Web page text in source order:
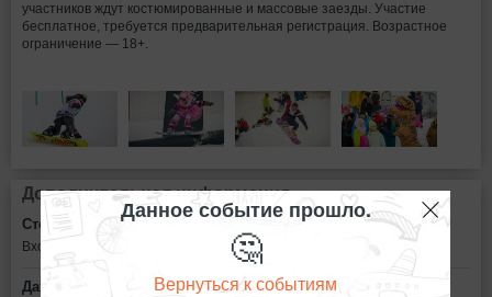
участников ждут костюмированные и массовые заезды. Участие
бесплатное, требуется предварительная регистрация. Возрастное
ограничение — 18+.
Дополнительная информация
Стоимость билетов:
Вход свободный
Дата:
Данное событие прошло.
🤔
Вернуться к событиям